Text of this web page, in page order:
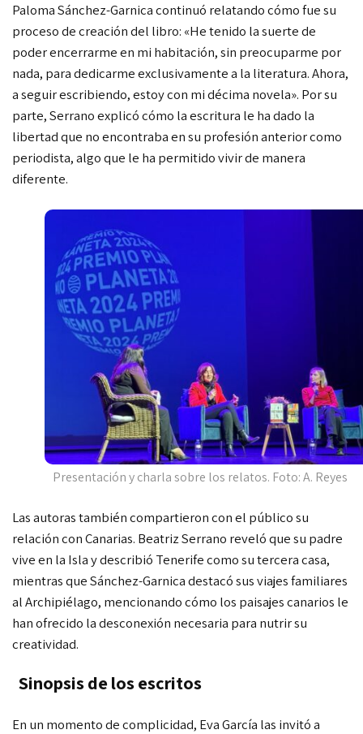
Paloma Sánchez-Garnica continuó relatando cómo fuesu
proceso de creación del libro: «He tenido la suerte de
poder encerrarme en mi habitación, sin preocuparme por
nada, para dedicarme exclusivamente a la literatura. Ahora,
a seguir escribiendo, estoy con mi décima novela». Por su
parte, Serrano explicó cómo la escritura le ha dado la
libertad que no encontraba en su profesión anterior como
periodista, algo que le ha permitido vivir de manera
diferente.
Presentación y charla sobre los relatos. Foto: A. Reyes
Las autoras también compartieron con el público su
relación con Canarias. Beatriz Serrano reveló que su padre
vive en la Islay describió Tenerife como su tercera casa,
mientras que Sánchez-Garnica destacó sus viajes familiares
al Archipiélago, mencionando cómo los paisajes canarios le
han ofrecido la desconexión necesaria para nutrir su
creatividad.
Sinopsis de los escritos
En un momento de complicidad, Eva García las invitó a